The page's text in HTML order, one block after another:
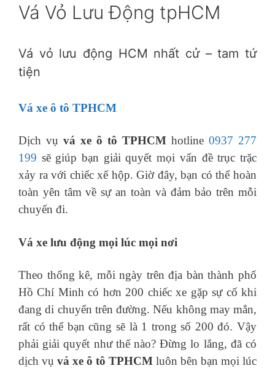
Vá Vỏ Lưu Động tpHCM
Vá vỏ lưu động HCM nhất cử – tam tứ
tiện
Vá xe ô tô TPHCM
Dịch vụ vá xe ô tô TPHCM hotline 0937 277
199 sẽ giúp bạn giải quyết mọi vấn đề trục trặc
xảy ra với chiếc xế hộp. Giờ đây, bạn có thể hoàn
toàn yên tâm về sự an toàn và đảm bảo trên mỗi
chuyến đi.
Vá xe lưu động mọi lúc mọi nơi
Theo thống kê, mỗi ngày trên địa bàn thành phố
Hồ Chí Minh có hơn 200 chiếc xe gặp sự cố khi
đang di chuyển trên đường. Nếu không may mắn,
rất có thể bạn cũng sẽ là 1 trong số 200 đó. Vậy
phải giải quyết như thế nào? Đừng lo lắng, đã có
dịch vụ vá xe ô tô TPHCM luôn bên bạn mọi lúc